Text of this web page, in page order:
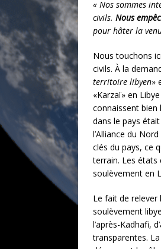
« Nos sommes
civils. Nous
pour hâter la
Nous touchons
civils. À la
territoire libyen»
«Karzaï» en
connaissent bien
dans le pays
l’Alliance du
clés du pays, ce
terrain. Les états
soulèvement en
Le fait de relever
soulèvement
l’après-Kadhafi,
transparentes.